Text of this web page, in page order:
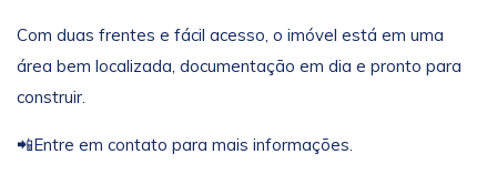
Com duas frentes e fácil acesso, o imóvel está em uma
área bem localizada, documentação em dia e pronto para
construir.
📲Entre em contato para mais informações.